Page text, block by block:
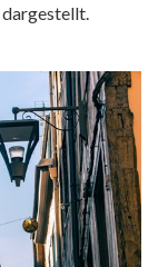
dargestellt.